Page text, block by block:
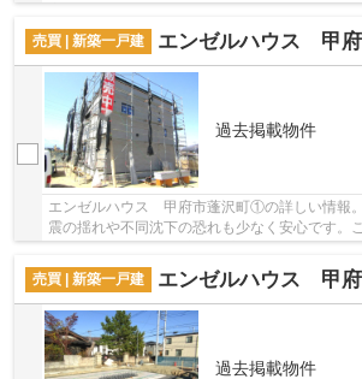
売買 | 新築一戸建
エンゼルハウス 甲
過去掲載物件
エンゼルハウス 甲府市蓬沢町①の詳しい情報
震の揺れや不同沈下の恐れも少なく安心です。
売買 | 新築一戸建
エンゼルハウス 甲
過去掲載物件